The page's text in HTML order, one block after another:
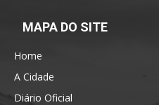
MAPA DO SITE
Home
A Cidade
Diário Oficial